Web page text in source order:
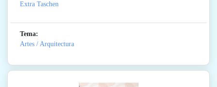
Extra Taschen
Tema:
Artes / Arquitectura